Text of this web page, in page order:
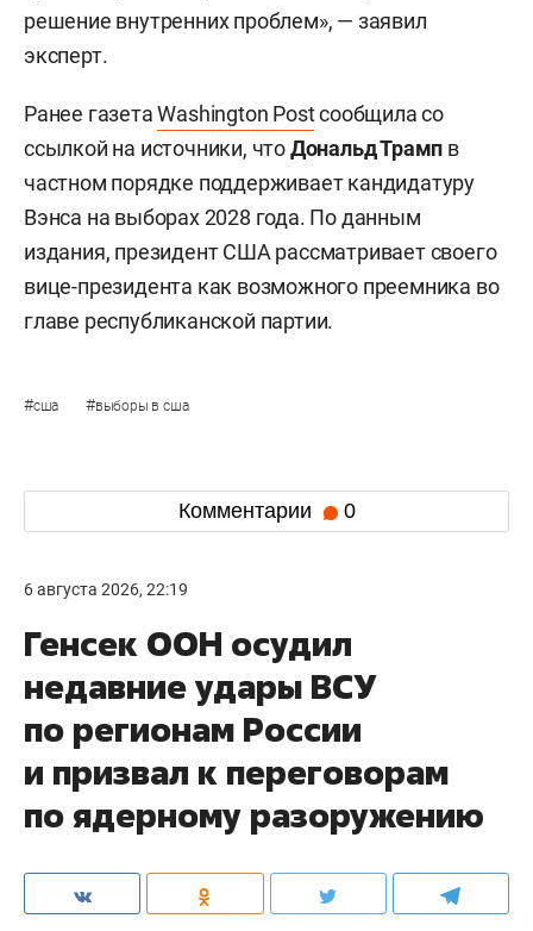
решение внутренних проблем», — заявил
эксперт.
Ранее газетаWashington Postсообщила со
ссылкой на источники, чтоДональд Трамп в
частном порядке поддерживает кандидатуру
Вэнса на выборах 2028 года. По данным
издания, президент США рассматривает своего
вице-президента как возможного преемника во
главе республиканской партии.
#сша #выборы в сша
Комментарии 0
6 августа 2026, 22:19
Генсек ООН осудил
недавние удары ВСУ
по регионам России
и призвал к переговорам
по ядерному разоружению